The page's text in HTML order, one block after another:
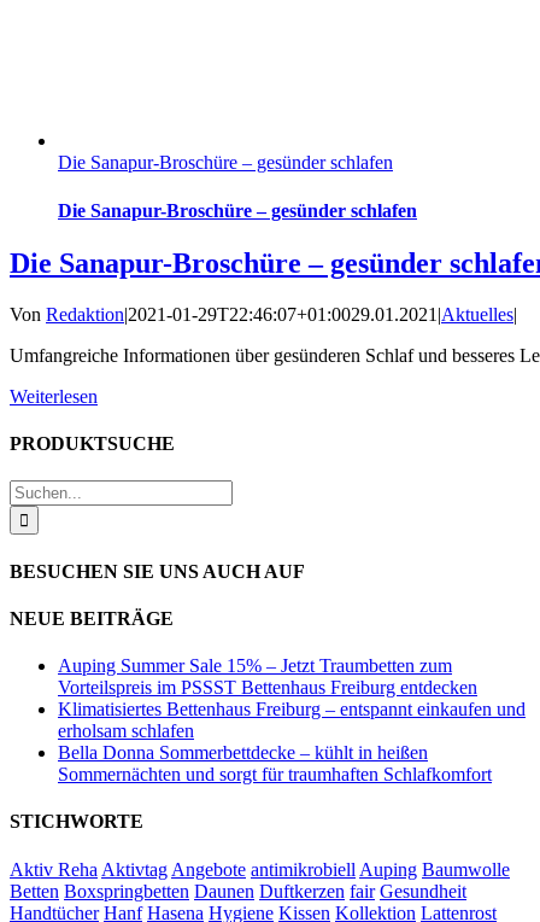
Die Sanapur-Broschüre – gesünder schlafen
Die Sanapur-Broschüre – gesünder schlafen
Die Sanapur-Broschüre – gesünder
Von Redaktion|2021-01-29T22:46:07+01:0029.01.2021 |Aktuelles|
Umfangreiche Informationen über gesünderen Schlaf und besseres
Weiterlesen
PRODUKTSUCHE
Suche
nach:
BESUCHEN SIE UNS AUCH AUF
NEUE BEITRÄGE
Auping Summer Sale 15% – Jetzt Traumbetten zum
Vorteilspreis im PSSST Bettenhaus Freiburg entdecken
Klimatisiertes Bettenhaus Freiburg – entspannt einkaufen und
erholsam schlafen
Bella Donna Sommerbettdecke – kühlt in heißen
Sommernächten und sorgt für traumhaften Schlafkomfort
STICHWORTE
Aktiv Reha Aktivtag Angebote antimikrobiell Auping Baumwolle
Betten Boxspringbetten Daunen Duftkerzen fair Gesundheit
Handtücher Hanf Hasena Hygiene Kissen Kollektion Lattenrost